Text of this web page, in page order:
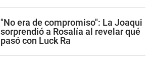
"No era de compromiso": La Joaqui
sorprendió a Rosalía al revelar qué
pasó con Luck Ra